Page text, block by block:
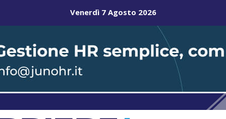
Venerdì 7 Agosto 2026